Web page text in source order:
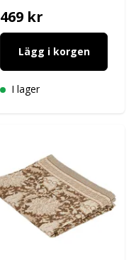
469 kr
Lägg i korgen
I lager